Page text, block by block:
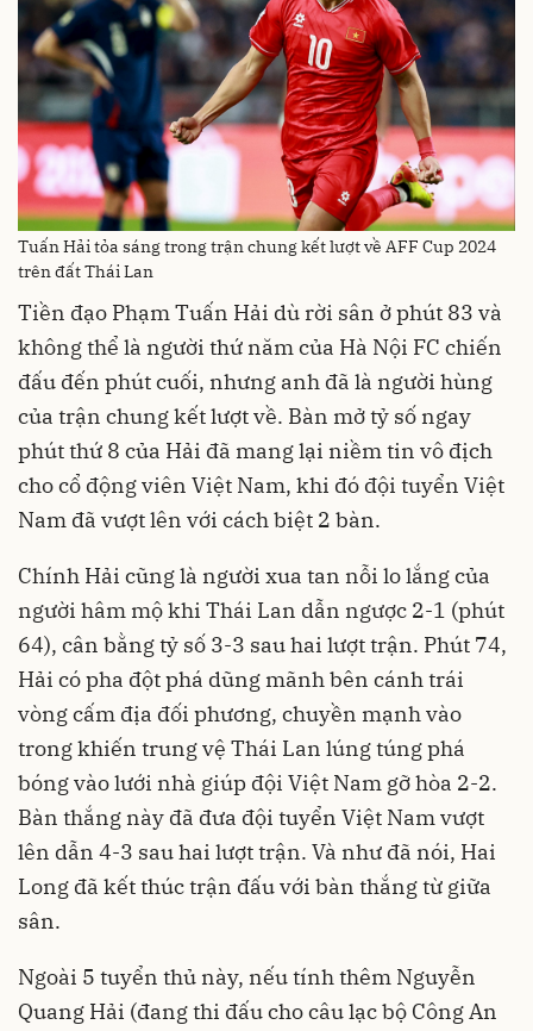
Tuấn Hải tỏa sáng trong trận chung kết lượt về AFF Cup 2024
trên đất Thái Lan
Tiền đạo Phạm Tuấn Hải dù rời sân ở phút 83 và
không thể là người thứ năm của Hà Nội FC chiến
đấu đến phút cuối, nhưng anh đã là người hùng
của trận chung kết lượt về. Bàn mở tỷ số ngay
phút thứ 8 của Hải đã mang lại niềm tin vô địch
cho cổ động viên Việt Nam, khi đó đội tuyển Việt
Nam đã vượt lên với cách biệt 2 bàn.
Chính Hải cũng là người xua tan nỗi lo lắng của
người hâm mộ khi Thái Lan dẫn ngược 2-1 (phút
64), cân bằng tỷ số 3-3 sau hai lượt trận. Phút 74,
Hải có pha đột phá dũng mãnh bên cánh trái
vòng cấm địa đối phương, chuyền mạnh vào
trong khiến trung vệ Thái Lan lúng túng phá
bóng vào lưới nhà giúp đội Việt Nam gỡ hòa 2-2.
Bàn thắng này đã đưa đội tuyển Việt Nam vượt
lên dẫn 4-3 sau hai lượt trận. Và như đã nói, Hai
Long đã kết thúc trận đấu với bàn thắng từ giữa
sân.
Ngoài 5 tuyển thủ này, nếu tính thêm Nguyễn
Quang Hải (đang thi đấu cho câu lạc bộ Công An